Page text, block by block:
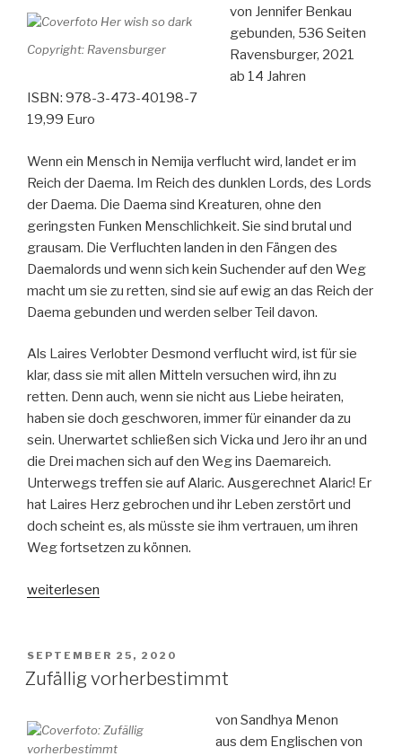
Copyright: Ravensburger
von Jennifer Benkau
gebunden, 536 Seiten
Ravensburger, 2021
ab 14 Jahren
ISBN: 978-3-473-40198-7
19,99 Euro
Wenn ein Mensch in Nemija verflucht wird, landet er im
Reich der Daema. Im Reich des dunklen Lords, des Lords
der Daema. Die Daema sind Kreaturen, ohne den
geringsten Funken Menschlichkeit. Sie sind brutal und
grausam. Die Verfluchten landen in den Fängen des
Daemalords und wenn sich kein Suchender auf den Weg
macht um sie zu retten, sind sie auf ewig an das Reich der
Daema gebunden und werden selber Teil davon.
Als Laires Verlobter Desmond verflucht wird, ist für sie
klar, dass sie mit allen Mitteln versuchen wird, ihn zu
retten. Denn auch, wenn sie nicht aus Liebe heiraten,
haben sie doch geschworen, immer für einander da zu
sein. Unerwartet schließen sich Vicka und Jero ihr an und
die Drei machen sich auf den Weg ins Daemareich.
Unterwegs treffen sie auf Alaric. Ausgerechnet Alaric! Er
hat Laires Herz gebrochen und ihr Leben zerstört und
doch scheint es, als müsste sie ihm vertrauen, um ihren
Weg fortsetzen zu können.
„Her
dark
–
Reich
der
weiterlesen
VERÖFFENTLICHT
AM
SEPTEMBER 25, 2020
Zufällig vorherbestimmt
von Sandhya Menon
aus dem Englischen von